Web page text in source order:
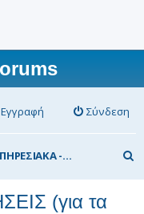
Σύνδεση
Εγγραφή
ΥΠΗΡΕΣΙΑΚΑ - ΣΥΖΗΤΗΣΕΙΣ (για τα μέλη)
ν
(για τα